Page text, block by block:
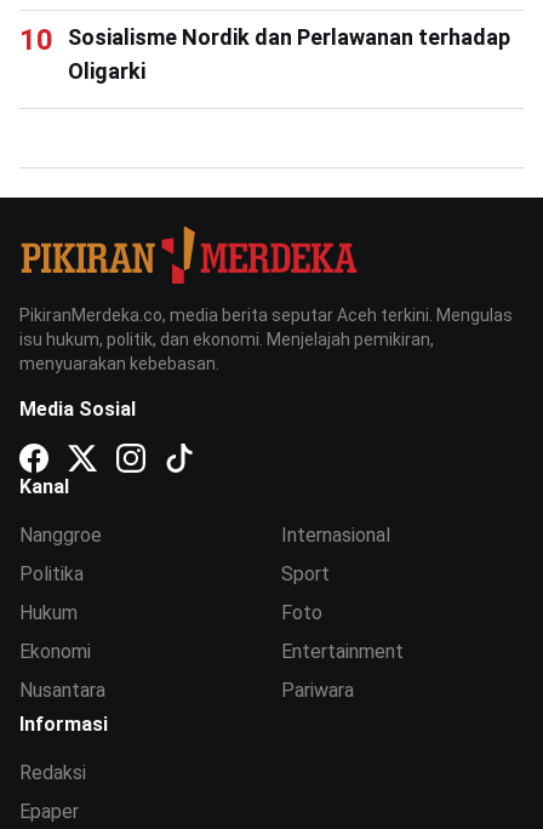
Sosialisme Nordik dan Perlawanan terhadap
Oligarki
PikiranMerdeka.co, media berita seputar Aceh terkini. Mengulas
isu hukum, politik, dan ekonomi. Menjelajah pemikiran,
menyuarakan kebebasan.
Media Sosial
Kanal
Nanggroe
Politika
Hukum
Ekonomi
Nusantara
Internasional
Sport
Foto
Entertainment
Pariwara
Informasi
Redaksi
Epaper